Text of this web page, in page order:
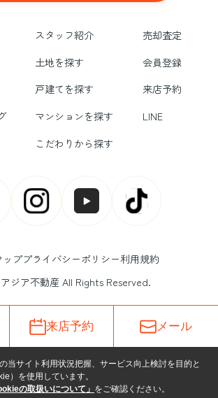
スタッフ紹介
売却査定
土地を探す
会員登録
戸建てを探す
来店予約
マンションを探す
LINE
こだわりから探す
ッププライバシーポリシー利用規約
ジア不動産 All Rights Reserved.
来店予約 メール
当サイト利用状況把握、サービス向上検討を目的と
）を使用しています。
の取扱いについて」 をご確認ください。